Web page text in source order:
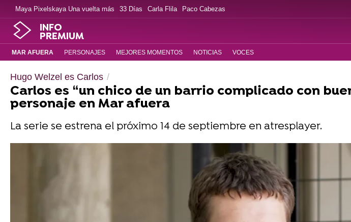
Maya Pixelskaya Una vuelta más 33 Días Carla Flila Paco Cabezas
INFO
PREMIUM
MAR AFUERA PERSONAJES MEJORES MOMENTOS NOTICIAS VOCES
Hugo Welzel es Carlos
Carlos es “un chico de un barrio complicado con
personaje en Mar afuera
La serie se estrena el próximo 14 de septiembre en atresplayer.